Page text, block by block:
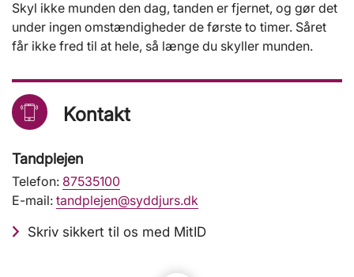
Skyl ikke munden den dag, tanden er fjernet, og gør det
under ingen omstændigheder de første to timer. Såret
får ikke fred til at hele, så længe du skyller munden.
Kontakt
Tandplejen
Telefon: 87535100
E-mail: tandplejen@syddjurs.dk
Skriv sikkert til os med MitID